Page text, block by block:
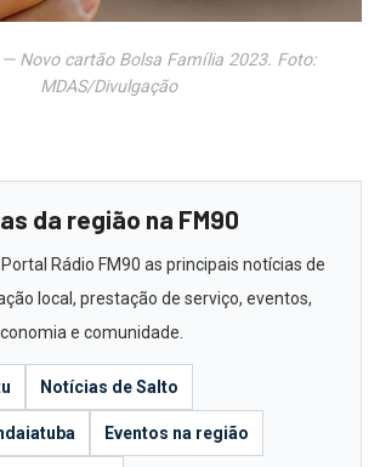
Novo cartão Bolsa Família 2023. Foto:
MDAS/Divulgação
da região na FM90
Rádio FM90 as principais notícias de
local, prestação de serviço, eventos,
e comunidade.
Notícias de Salto
Eventos na região